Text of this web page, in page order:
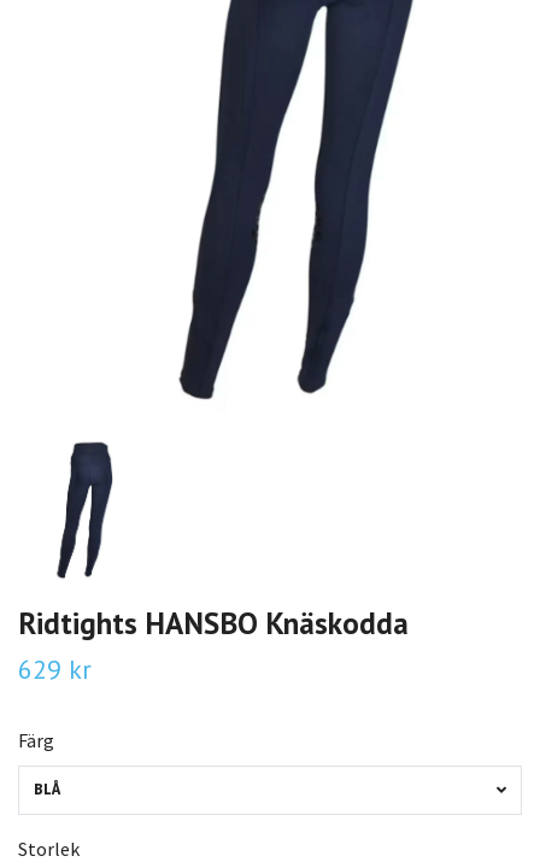
Ridtights HANSBO Knäskodda
629 kr
Färg
BLÅ
Storlek